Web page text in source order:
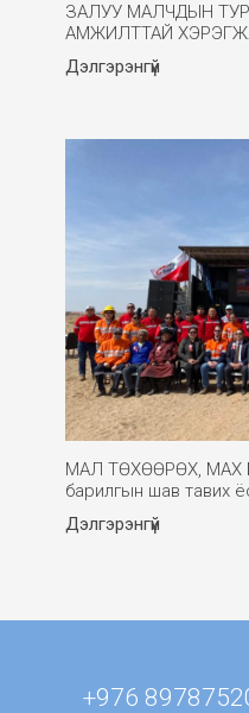
ЗАЛУУ МАЛЧДЫН
АМЖИЛТТАЙ
Дэлгэрэнгүй
МАЛ ТӨХӨӨРӨХ, МАХ
барилгын шав тавих
Дэлгэрэнгүй
+976